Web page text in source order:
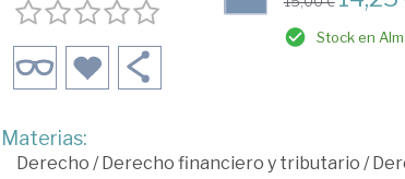
Stock en
Materias:
Derecho /Derecho financiero y tributario /